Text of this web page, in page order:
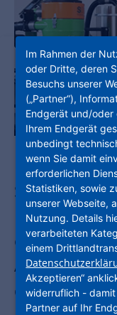
Sanierer und
Mit dem
ein
Asbest jetzt
dazu in
Im Rahmen der
oder Dritte, deren
Besuchs unserer
(„Partner“),
Endgerät und/
Ihrem Endgerät
unbedingt
wenn Sie damit
erforderlichen
Statistiken, sowie
unserer Webseite,
Nutzung. Details
verarbeiteten
einem
Akzeptieren“
widerruflich -
Partner auf Ihr